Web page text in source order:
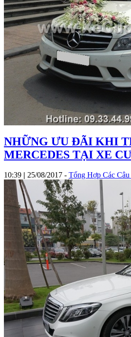
NHỮNG ƯU ĐÃI KHI
MERCEDES TẠI XE
10:39 | 25/08/2017 - Tổng Hợp Các